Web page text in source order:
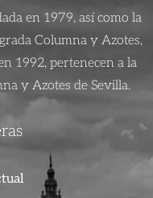
en 1979, así como la
Columna y Azotes,
1992, pertenecen a la
y Azotes de Sevilla.